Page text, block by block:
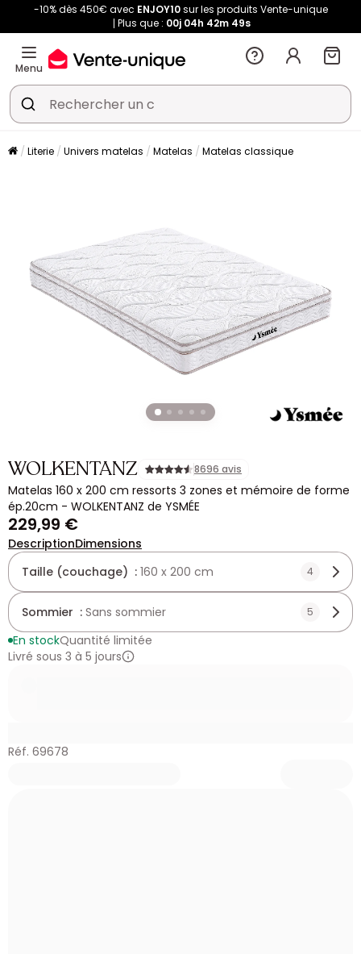
-10% dès 450€ avec ENJOY10sur les produits Vente-unique
Plus que : 00j 04h 42m 49s
Menu
Literie Univers matelas Matelas Matelas classique
WOLKENTANZ 8696 avis
Matelas 160 x 200 cm ressorts 3 zones et mémoire de forme
ép.20cm - WOLKENTANZ de YSMÉE
229,99 €
DescriptionDimensions
Taille (couchage) : 160 x 200 cm 4
Sommier : Sans sommier 5
En stockQuantité limitée
Livré sous 3 à 5 jours
Réf. 69678